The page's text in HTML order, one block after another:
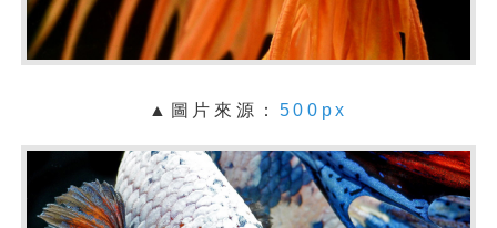
▲圖片來源： 500px